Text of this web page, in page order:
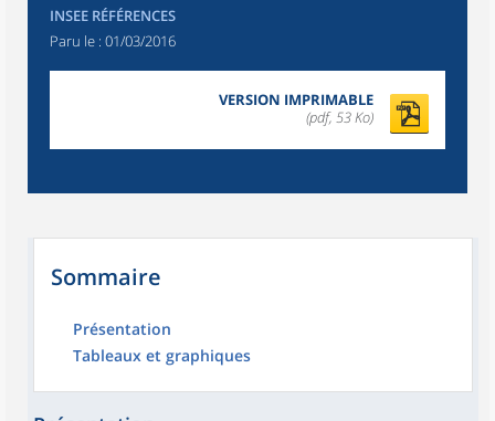
INSEE RÉFÉRENCES
Paru le : 01/03/2016
VERSION IMPRIMABLE
(pdf, 53 Ko)
Sommaire
Présentation
Tableaux et graphiques